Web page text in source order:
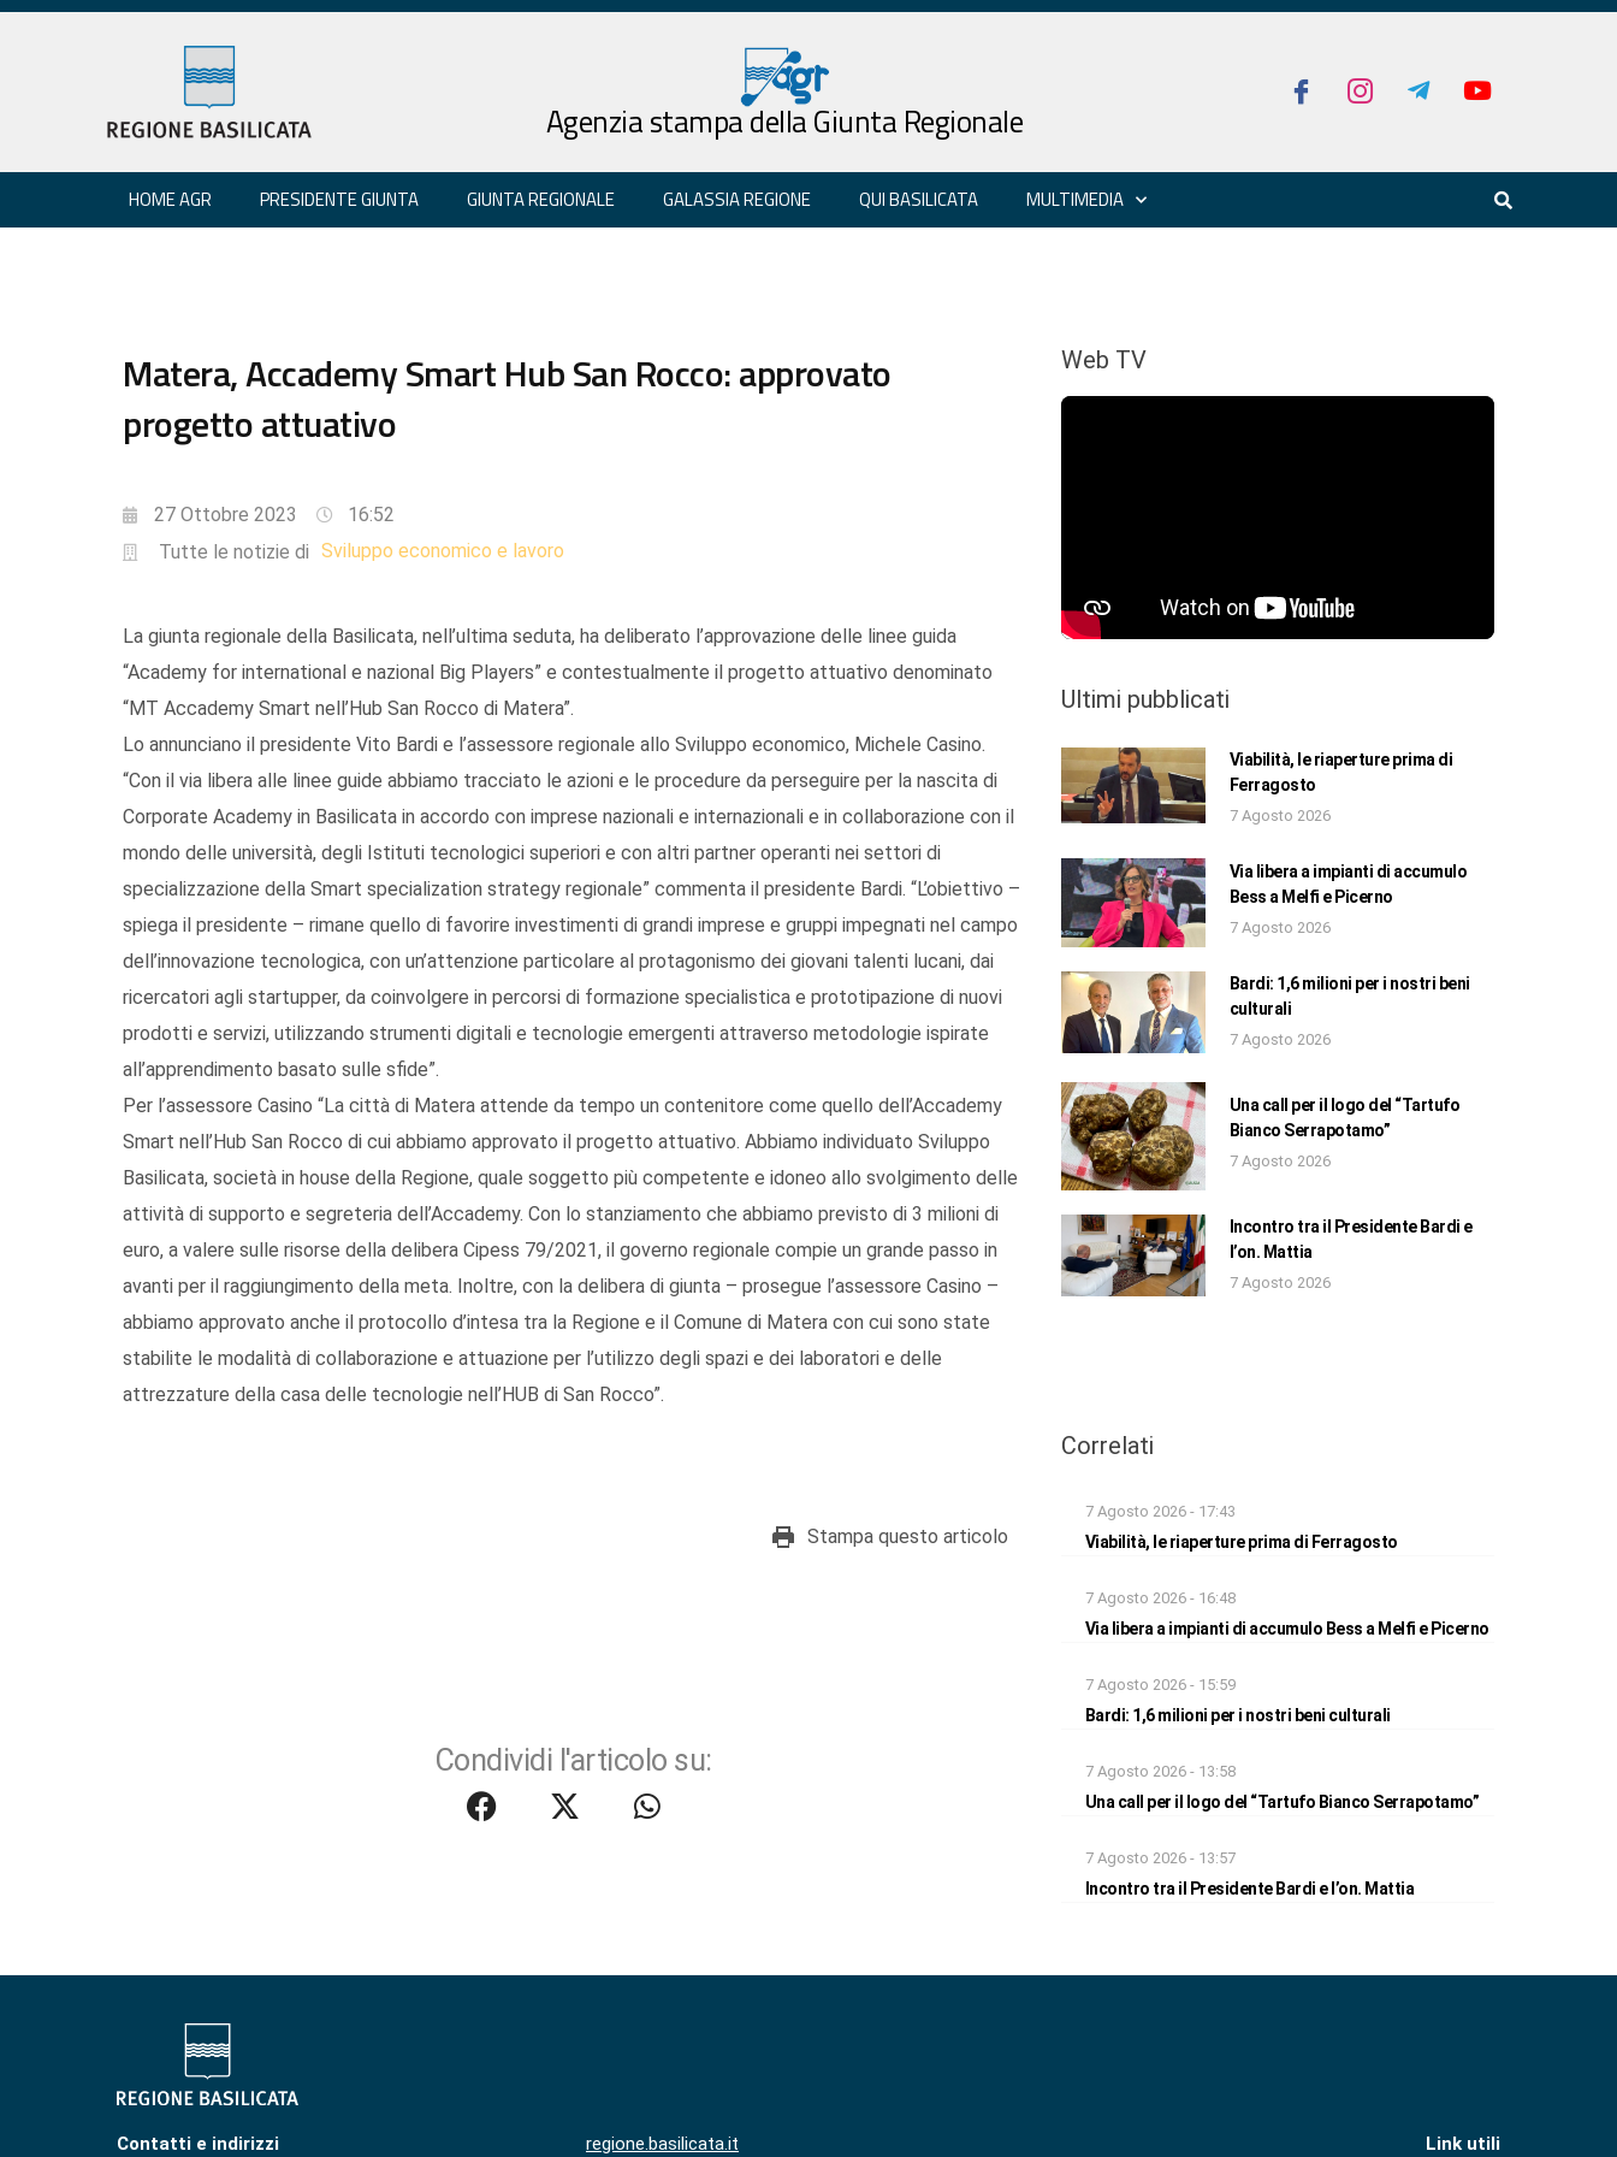
Agenzia stampa della Giunta Regionale
HOME AGR PRESIDENTE GIUNTA GIUNTA REGIONALE GALASSIA REGIONE QUI BASILICATA MULTIMEDIA
Matera, Accademy Smart Hub San Rocco: approvato
progetto attuativo
27 Ottobre 2023
16:52
Tutte le notizie di Sviluppo economico e lavoro
La giunta regionale della Basilicata, nell’ultima seduta, ha deliberato l’approvazione delle linee guida
“Academy for international e nazional Big Players” e contestualmente il progetto attuativo denominato
“MT Accademy Smart nell’Hub San Rocco di Matera”.
Lo annunciano il presidente Vito Bardi e l’assessore regionale allo Sviluppo economico, Michele Casino.
“Con il via libera alle linee guide abbiamo tracciato le azioni e le procedure da perseguire per la nascita di
Corporate Academy in Basilicata in accordo con imprese nazionali e internazionali e in collaborazione con il
mondo delle università, degli Istituti tecnologici superiori e con altri partner operanti nei settori di
specializzazione della Smart specialization strategy regionale” commenta il presidente Bardi. “L’obiettivo –
spiega il presidente – rimane quello di favorire investimenti di grandi imprese e gruppi impegnati nel campo
dell’innovazione tecnologica, con un’attenzione particolare al protagonismo dei giovani talenti lucani, dai
ricercatori agli startupper, da coinvolgere in percorsi di formazione specialistica e prototipazione di nuovi
prodotti e servizi, utilizzando strumenti digitali e tecnologie emergenti attraverso metodologie ispirate
all’apprendimento basato sulle sfide”.
Per l’assessore Casino “La città di Matera attende da tempo un contenitore come quello dell’Accademy
Smart nell’Hub San Rocco di cui abbiamo approvato il progetto attuativo. Abbiamo individuato Sviluppo
Basilicata, società in house della Regione, quale soggetto più competente e idoneo allo svolgimento delle
attività di supporto e segreteria dell’Accademy. Con lo stanziamento che abbiamo previsto di 3 milioni di
euro, a valere sulle risorse della delibera Cipess 79/2021, il governo regionale compie un grande passo in
avanti per il raggiungimento della meta. Inoltre, con la delibera di giunta – prosegue l’assessore Casino –
abbiamo approvato anche il protocollo d’intesa tra la Regione e il Comune di Matera con cui sono state
stabilite le modalità di collaborazione e attuazione per l’utilizzo degli spazi e dei laboratori e delle
attrezzature della casa delle tecnologie nell’HUB di San Rocco”.
Stampa questo articolo
Condividi l'articolo su:
Web TV
Ultimi pubblicati
Viabilità, le riaperture prima di
Ferragosto
7 Agosto 2026
Via libera a impianti di accumulo
Bess a Melfi e Picerno
7 Agosto 2026
Bardi: 1,6 milioni per i nostri beni
culturali
7 Agosto 2026
Una call per il logo del “Tartufo
Bianco Serrapotamo”
7 Agosto 2026
Incontro tra il Presidente Bardi e
l’on. Mattia
7 Agosto 2026
Correlati
7 Agosto 2026 - 17:43
Viabilità, le riaperture prima di Ferragosto
7 Agosto 2026 - 16:48
Via libera a impianti di accumulo Bess a Melfi e Picerno
7 Agosto 2026 - 15:59
Bardi: 1,6 milioni per i nostri beni culturali
7 Agosto 2026 - 13:58
Una call per il logo del “Tartufo Bianco Serrapotamo”
7 Agosto 2026 - 13:57
Incontro tra il Presidente Bardi e l’on. Mattia
Contatti e indirizzi regione.basilicata.it Link utili